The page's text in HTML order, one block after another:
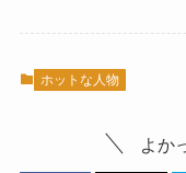
ホットな人物
よか